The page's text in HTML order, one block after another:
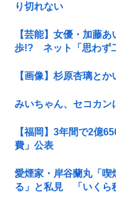
り切れない
【芸能】女優・加藤
歩!? ネット「思わず
【画像】杉原杏璃と
みいちゃん、セコカン
【福岡】3年間で2億
費」公表
愛煙家・岸谷蘭丸「喫
る」と私見 「いくら